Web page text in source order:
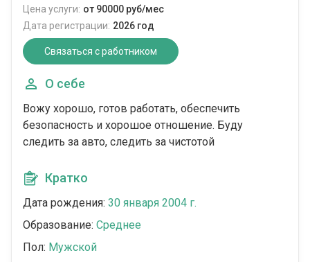
Цена услуги: от 90000 руб/мес
Дата регистрации: 2026 год
Связаться с работником
О себе
Вожу хорошо, готов работать, обеспечить
безопасность и хорошое отношение. Буду
следить за авто, следить за чистотой
Кратко
Дата рождения: 30 января 2004 г.
Образование: Среднее
Пол: Мужской